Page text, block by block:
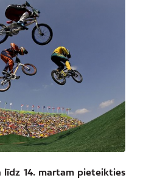
līdz 14. martam pieteikties